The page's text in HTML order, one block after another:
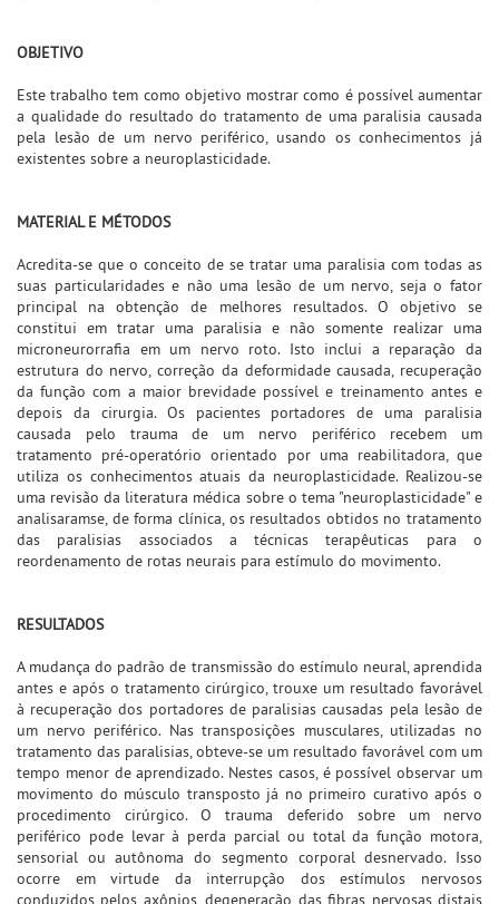
OBJETIVO
Este trabalho tem como objetivo mostrar como é possível aumentar
a qualidade do resultado do tratamento de uma paralisia causada
pela lesão de um nervo periférico, usando os conhecimentos já
existentes sobre a neuroplasticidade.
MATERIAL E MÉTODOS
Acredita-se que o conceito de se tratar uma paralisia com todas as
suas particularidades e não uma lesão de um nervo, seja o fator
principal na obtenção de melhores resultados. O objetivo se
constitui em tratar uma paralisia e não somente realizar uma
microneurorrafia em um nervo roto. Isto inclui a reparação da
estrutura do nervo, correção da deformidade causada, recuperação
da função com a maior brevidade possível e treinamento antes e
depois da cirurgia. Os pacientes portadores de uma paralisia
causada pelo trauma de um nervo periférico recebem um
tratamento pré-operatório orientado por uma reabilitadora, que
utiliza os conhecimentos atuais da neuroplasticidade. Realizou-se
uma revisão da literatura médica sobre o tema "neuroplasticidade" e
analisaramse, de forma clínica, os resultados obtidos no tratamento
das paralisias associados a técnicas terapêuticas para o
reordenamento de rotas neurais para estímulo do movimento.
RESULTADOS
A mudança do padrão de transmissão do estímulo neural, aprendida
antes e após o tratamento cirúrgico, trouxe um resultado favorável
à recuperação dos portadores de paralisias causadas pela lesão de
um nervo periférico. Nas transposições musculares, utilizadas no
tratamento das paralisias, obteve-se um resultado favorável com um
tempo menor de aprendizado. Nestes casos, é possível observar um
movimento do músculo transposto já no primeiro curativo após o
procedimento cirúrgico. O trauma deferido sobre um nervo
periférico pode levar à perda parcial ou total da função motora,
sensorial ou autônoma do segmento corporal desnervado. Isso
ocorre em virtude da interrupção dos estímulos nervosos
conduzidos pelos axônios, degeneração das fibras nervosas distais